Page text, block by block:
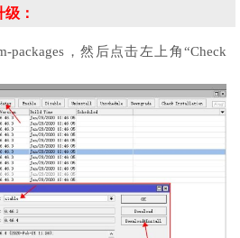
：
packages，然后点击左上角“Check